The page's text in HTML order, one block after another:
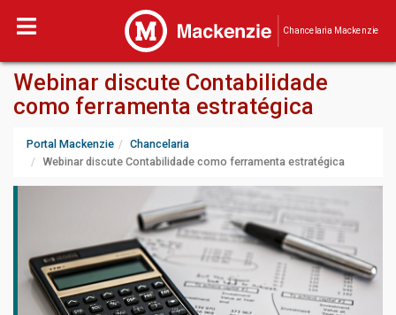
Chancelaria Mackenzie
Webinar discute Contabilidade
como ferramenta estratégica
Portal Mackenzie
Chancelaria
Webinar discute Contabilidade como ferramenta estratégica